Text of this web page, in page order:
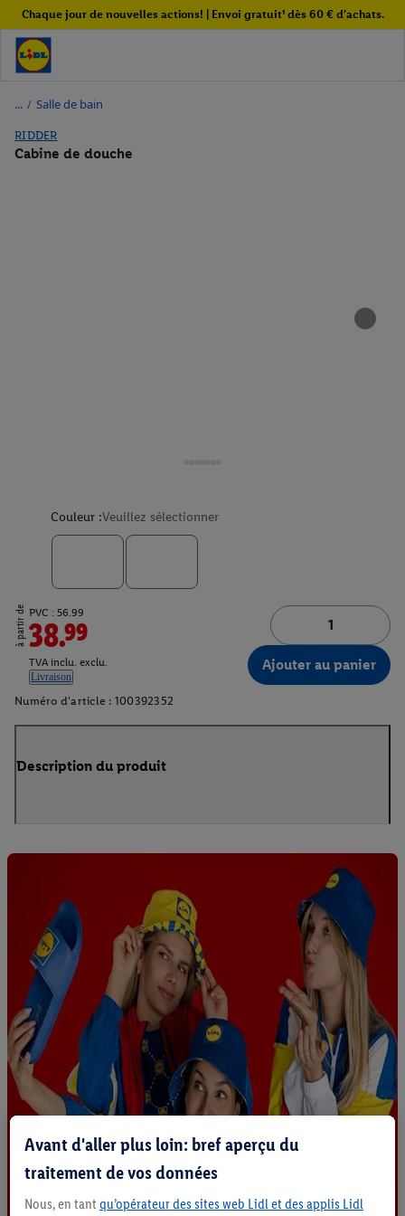
Chaque jour de nouvelles actions! | Envoi gratuit¹ dès 60 € d'achats.
/ Salle de bain
RIDDER
Cabine de douche
Couleur :Veuillez sélectionner
à partir de PVC : 56.99
38.99
TVA inclu. exclu.
Livraison
Ajouter au panier
Numéro d'article : 100392352
Description du produit
Avant d'aller plus loin: bref aperçu du
traitement de vos données
Nous, en tant qu’opérateur des sites web Lidl et des applis Lidl